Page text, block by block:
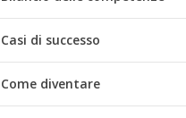
Casi di successo
Come diventare